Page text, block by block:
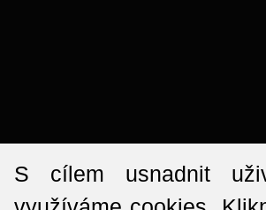
S cílem usnadnit